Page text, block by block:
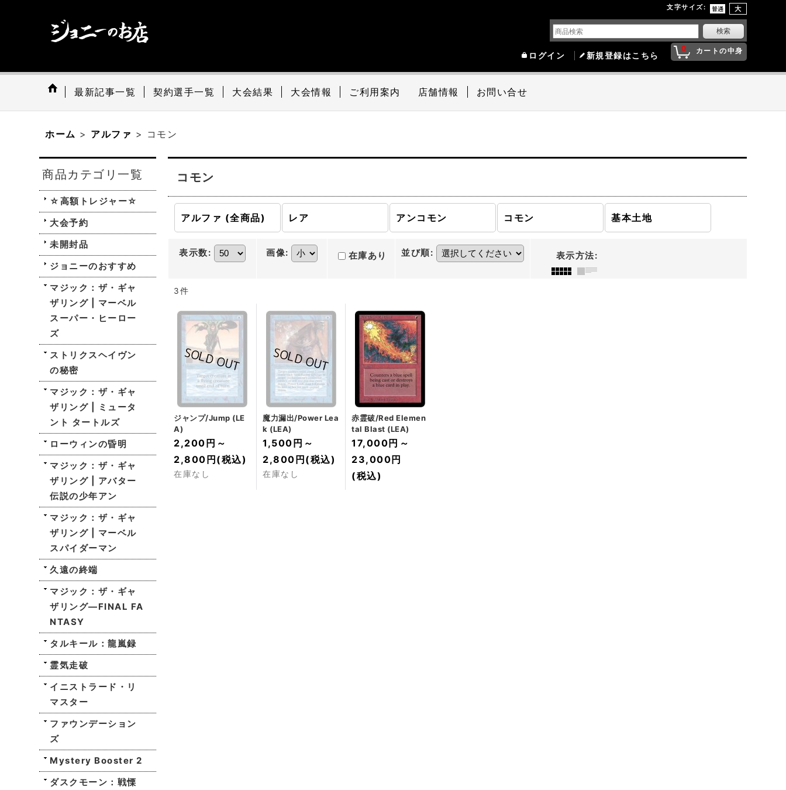
文字サイズ:
0 カートの中身
ログイン 新規登録はこちら
最新記事一覧 契約選手一覧 大会結果 大会情報 ご利用案内 店舗情報 お問い合せ
ホーム > アルファ > コモン
商品カテゴリ一覧
☆高額トレジャー☆
大会予約
未開封品
ジョニーのおすすめ
マジック：ザ・ギャ
ザリング | マーベル
スーパー・ヒーロー
ズ
ストリクスヘイヴン
の秘密
マジック：ザ・ギャ
ザリング | ミュータ
ント タートルズ
ローウィンの昏明
マジック：ザ・ギャ
ザリング | アバター
伝説の少年アン
マジック：ザ・ギャ
ザリング | マーベル
スパイダーマン
久遠の終端
マジック：ザ・ギャ
ザリング—FINAL FA
NTASY
タルキール：龍嵐録
霊気走破
イニストラード・リ
マスター
ファウンデーション
ズ
Mystery Booster 2
ダスクモーン：戦慄
コモン
アルファ (全商品) レア アンコモン コモン 基本土地
表示数: 画像: 在庫あり 並び順: 表示方法:
3件
ジャンプ/Jump (LE
A)
2,200円 ～
2,800円 (税込)
在庫なし
魔力漏出/Power Lea
k (LEA)
1,500円 ～
2,800円 (税込)
在庫なし
赤霊破/Red Elemen
tal Blast (LEA)
17,000円 ～
23,000円
(税込)